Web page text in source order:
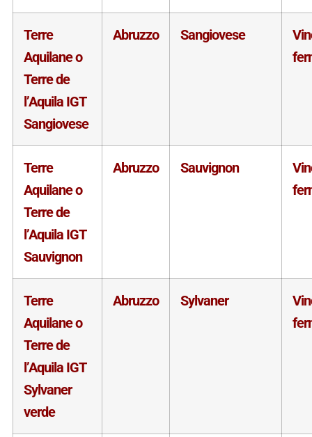
Terre
Aquilane o
Terre de
l’Aquila IGT
Sangiovese
Abruzzo Sangiovese
Terre
Aquilane o
Terre de
l’Aquila IGT
Sauvignon
Abruzzo Sauvignon
Terre
Aquilane o
Terre de
l’Aquila IGT
Sylvaner
verde
Abruzzo Sylvaner